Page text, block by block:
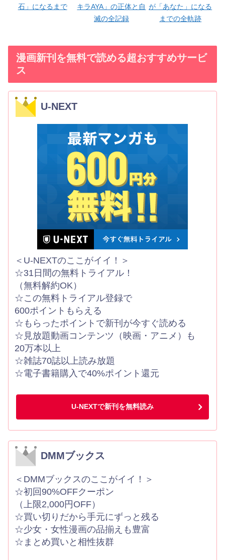
石」になるまで
キラAYA」の正体と自
滅の全記録
が「あなた」になる
までの全軌跡
漫画新刊を無料で読める超おすすめサービ
ス
U-NEXT
＜U-NEXTのここがイイ！＞
☆31日間の無料トライアル！
（無料解約OK）
☆この無料トライアル登録で
600ポイントもらえる
☆もらったポイントで新刊が今すぐ読める
☆見放題動画コンテンツ（映画・アニメ）も
20万本以上
☆雑誌70誌以上読み放題
☆電子書籍購入で40%ポイント還元
U-NEXTで新刊を無料読み
DMMブックス
＜DMMブックスのここがイイ！＞
☆初回90%OFFクーポン
（上限2,000円OFF）
☆買い切りだから手元にずっと残る
☆少女・女性漫画の品揃えも豊富
☆まとめ買いと相性抜群